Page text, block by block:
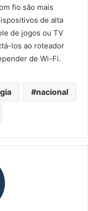
fio são mais
de alta
de jogos ou TV
los ao roteador
de Wi-Fi.
nacional